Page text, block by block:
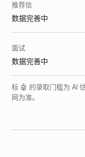
推荐信
数据完善中
面试
数据完善中
标 🤖 的录取门槛为 AI
网为准。